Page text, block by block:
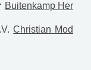
Buitenkamp Her
Christian Mod